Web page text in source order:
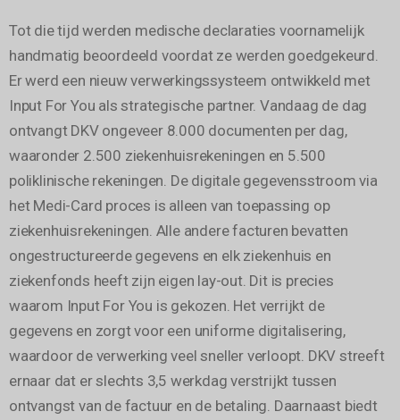
Tot die tijd werden medische declaraties voornamelijk
handmatig beoordeeld voordat ze werden goedgekeurd.
Er werd een nieuw verwerkingssysteem ontwikkeld met
Input For You als strategische partner. Vandaag de dag
ontvangt DKV ongeveer 8.000 documenten per dag,
waaronder 2.500 ziekenhuisrekeningen en 5.500
poliklinische rekeningen. De digitale gegevensstroom via
het Medi-Card proces is alleen van toepassing op
ziekenhuisrekeningen. Alle andere facturen bevatten
ongestructureerde gegevens en elk ziekenhuis en
ziekenfonds heeft zijn eigen lay-out. Dit is precies
waarom Input For You is gekozen. Het verrijkt de
gegevens en zorgt voor een uniforme digitalisering,
waardoor de verwerking veel sneller verloopt. DKV streeft
ernaar dat er slechts 3,5 werkdag verstrijkt tussen
ontvangst van de factuur en de betaling. Daarnaast biedt